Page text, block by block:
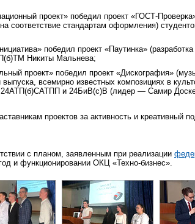
проект» победил проект «ГОСТ-
соответствие стандартам оформления)
победил проект «Паутинка»
Никиты Мальнева;
проект» победил проект «Дискография»
выпуска, всемирно известных композициях в
24АТП(б)САТПП и 24БиВ(с)В (лидер — Самир
проектов за активность и креативный
с планом, заявленным при реализации
и функционировании ОКЦ «Техно-бизнес».